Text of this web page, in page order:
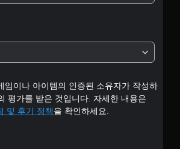
임이나 아이템의 인증된 소유자가 작성하
평가를 받은 것입니다. 자세한 내용은
및 후기 정책을 확인하세요.